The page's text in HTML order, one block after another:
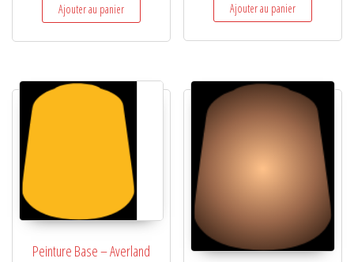
Ajouter au panier Ajouter au panier
Peinture Base – Averland